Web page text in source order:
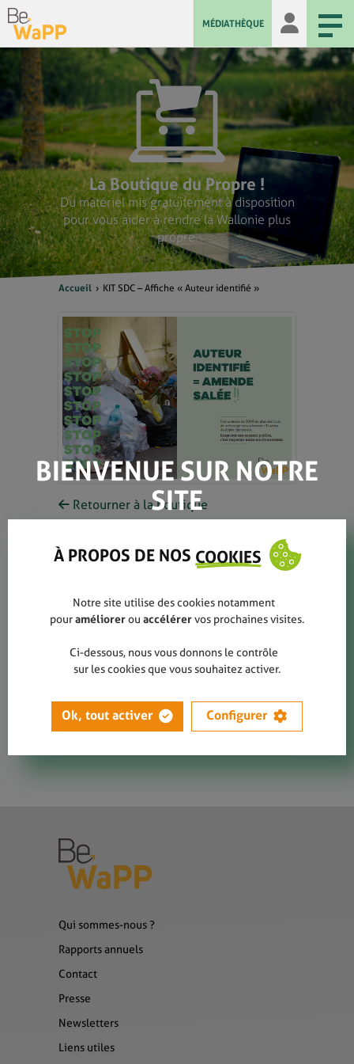
MÉDIATHÈQUE
La Boutique du Propre !
Du matériel mis gratuitement à disposition
pour vous aider à rendre la Wallonie plus
propre.
Accueil KIT SDC – Affiche « Auteur identifié »
Retourner à la boutique
identifié"
Éléments du kit "Scène de crime"
souhaitent mettre en évidence un site de
dépôt clandestin.
Veuillezvous connecterpour
commander ce produit.
Qui sommes-nous ?
Rapports annuels
Contact
Presse
Newsletters
Liens utiles
BIENVENUE SUR NOTRE
SITE
À PROPOS DE NOS COOKIES
Notre site utilise des cookies notamment
pouraméliorerou accélérervos prochaines visites.
Ci-dessous, nous vous donnons le contrôle
sur les cookies que vous souhaitez activer.
Ok, tout activer Configurer